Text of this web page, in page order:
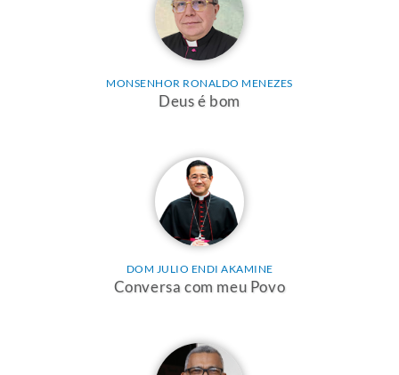
MONSENHOR RONALDO MENEZES
Deus é bom
DOM JULIO ENDI AKAMINE
Conversa com meu Povo